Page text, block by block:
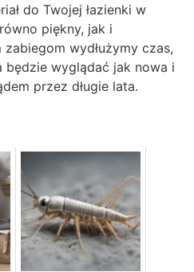
do Twojej łazienki w
piękny, jak i
wydłużymy czas,
będzie wyglądać jak nowa i
przez długie lata.